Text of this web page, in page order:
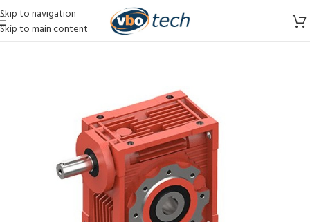
Skip to navigation
Skip to main content